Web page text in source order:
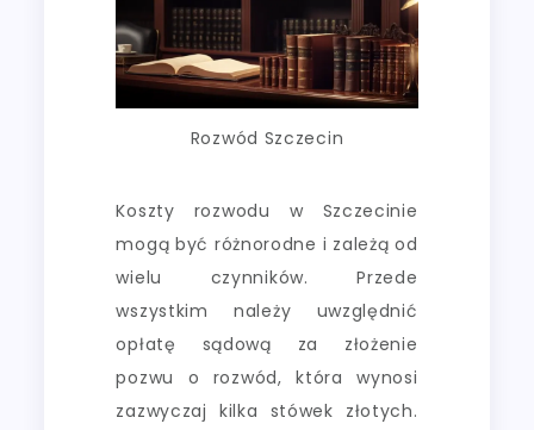
Rozwód Szczecin
Koszty rozwodu w Szczecinie
mogą być różnorodne i zależą od
wielu czynników. Przede
wszystkim należy uwzględnić
opłatę sądową za złożenie
pozwu o rozwód, która wynosi
zazwyczaj kilka stówek złotych.